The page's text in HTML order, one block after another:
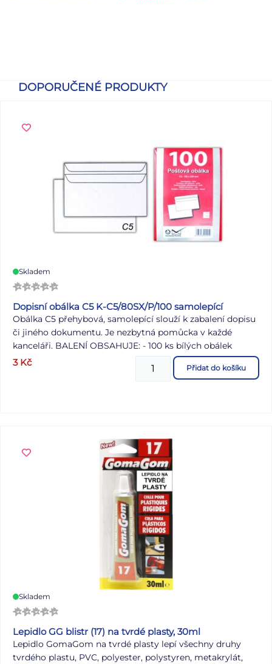
DOPORUČENÉ PRODUKTY
Skladem
Dopisní obálka C5 K-C5/80SX/P/100 samolepící
Obálka C5 přehybová, samolepící slouží k zabalení dopisu
či jiného dokumentu. Je nezbytná pomůcka v každé
kanceláři. BALENÍ OBSAHUJE: - 100 ks bílých obálek
Uvedená cena je za 1 ks.
3 Kč Přidat do košíku
Skladem
Lepidlo GG blistr (17) na tvrdé plasty, 30ml
Lepidlo GomaGom na tvrdé plasty lepí všechny druhy
tvrdého plastu, PVC, polyester, polystyren, metakrylát,